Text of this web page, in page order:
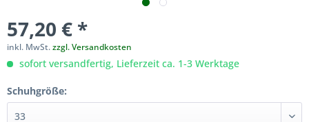
57,20 € *
inkl. MwSt.zzgl. Versandkosten
sofort versandfertig, Lieferzeit ca. 1-3 Werktage
Schuhgröße: